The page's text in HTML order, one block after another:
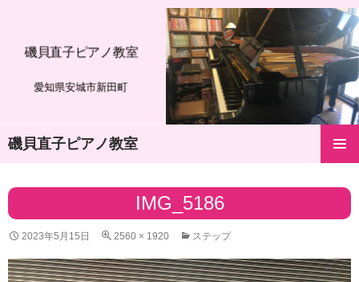
愛知県安城市新田町
磯貝直子ピアノ教室
磯貝直子ピアノ教室
テ
へ
ス
キ
IMG_5186
2023年5月15日 2560 × 1920 ステップ